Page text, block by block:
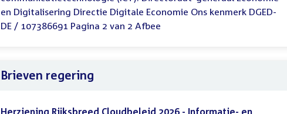
en Digitalisering Directie Digitale Economie Ons kenmerk DGED-
DE / 107386691 Pagina 2 van 2 Afbee
Brieven regering